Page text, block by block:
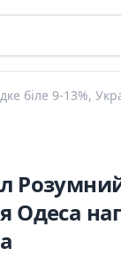
біле 9-13%,
Одеса